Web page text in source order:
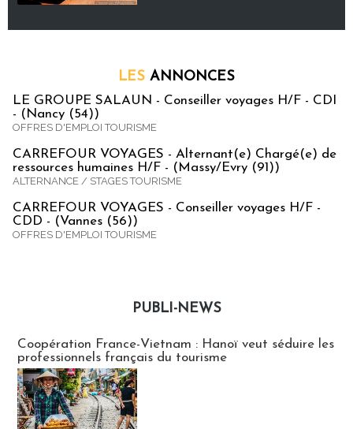
LES ANNONCES
LE GROUPE SALAUN - Conseiller voyages H/F - CDI
- (Nancy (54))
OFFRES D'EMPLOI TOURISME
CARREFOUR VOYAGES - Alternant(e) Chargé(e) de
ressources humaines H/F - (Massy/Evry (91))
ALTERNANCE / STAGES TOURISME
CARREFOUR VOYAGES - Conseiller voyages H/F -
CDD - (Vannes (56))
OFFRES D'EMPLOI TOURISME
PUBLI-NEWS
Coopération France-Vietnam : Hanoï veut séduire les
professionnels français du tourisme